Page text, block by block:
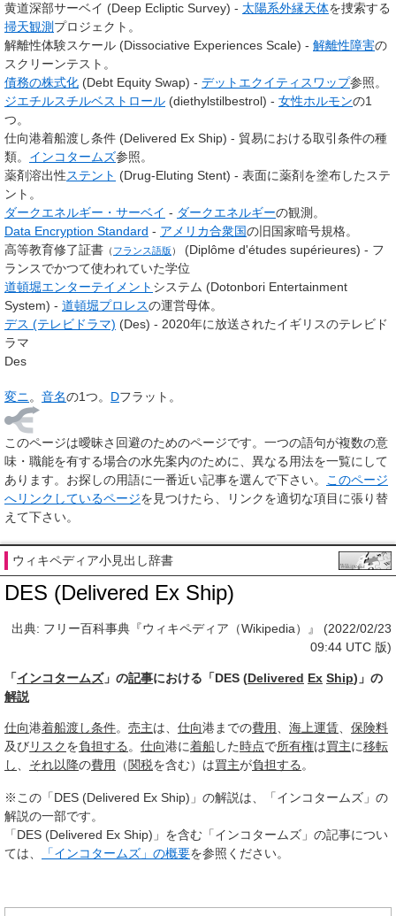
黄道深部サーベイ (Deep Ecliptic Survey) - 太陽系外縁天体を捜索する
掃天観測 プロジェクト。
解離性体験スケール (Dissociative Experiences Scale) - 解離性障害の
スクリーンテスト。
債務の株式化 (Debt Equity Swap) - デットエクイティスワップ参照。
ジエチルスチルベストロール (diethylstilbestrol) - 女性ホルモンの1
つ。
仕向港着船渡し条件 (Delivered Ex Ship) - 貿易における取引条件の種
類。 インコタームズ参照。
薬剤溶出性ステント (Drug-Eluting Stent) - 表面に薬剤を塗布したステ
ント。
ダークエネルギー・サーベイ - ダークエネルギーの観測。
Data Encryption Standard - アメリカ合衆国の旧国家暗号規格。
高等教育修了証書 （ フランス語版 ）
(Diplôme d'études supérieures) - フ
ランスでかつて使われていた学位
道頓堀エンターテイメント システム (Dotonbori Entertainment
System) - 道頓堀プロレスの運営母体。
デス (テレビドラマ) (Des) - 2020年に放送されたイギリスのテレビド
ラマ
Des
変ニ 。 音名の1つ。 Dフラット。
このページは曖昧さ回避のためのページです。一つの語句が複数の意
味・職能を有する場合の水先案内のために、異なる用法を一覧にして
あります。お探しの用語に一番近い記事を選んで下さい。
このページ
へリンクしているページを見つけたら、リンクを適切な項目に張り替
えて下さい。
ウィキペディア小見出し辞書
DES (Delivered Ex Ship)
出典: フリー百科事典『ウィキペディア（Wikipedia）』 (2022/02/23
09:44 UTC 版)
「インコタームズ」の記事における「DES (Delivered Ex Ship)」の
解説
仕向港着船渡し条件。 売主は、 仕向港までの費用 海上運賃
保険料
及びリスクを負担する 。 仕向港に着船した時点で所有権は買主に移転
し
それ以降の費用 （関税を含む）は買主が負担する 。
※この「DES (Delivered Ex Ship)」の解説は、「インコタームズ」の
解説の一部です。
「DES (Delivered Ex Ship)」を含む「インコタームズ」の記事につい
ては、
「インコタームズ」の概要を参照ください。